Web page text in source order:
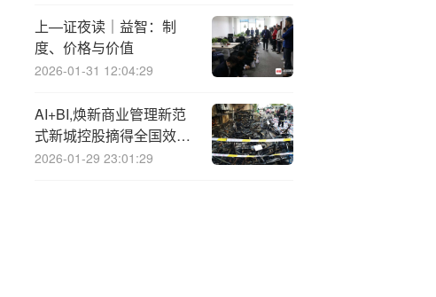
上—证夜读｜益智：制
度、价格与价值
2026-01-31 12:04:29
AI+BI,焕新商业管理新范
式新城控股摘得全国效率
先锋十二强
2026-01-29 23:01:29